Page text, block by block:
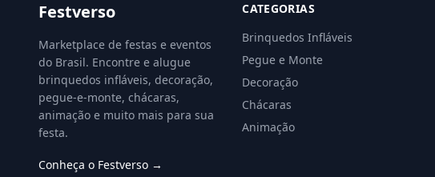
Festverso
Marketplace de festas e eventos
do Brasil. Encontre e alugue
brinquedos infláveis, decoração,
pegue-e-monte, chácaras,
animação e muito mais para sua
festa.
Conheça o Festverso →
CATEGORIAS
Brinquedos Infláveis
Pegue e Monte
Decoração
Chácaras
Animação